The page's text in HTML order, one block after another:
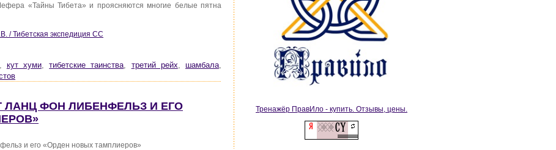
«Тайны Тибета» и проясняются многие белые пятна
/ Тибетская экспедиция СС
кут хуми,тибетские таинства, третий рейх,шамбала,
ЛАНЦ ФОН ЛИБЕНФЕЛЬЗ И ЕГО
и его «Орден новых тамплиеров»
Тренажёр ПравИло - купить. Отзывы, цены.